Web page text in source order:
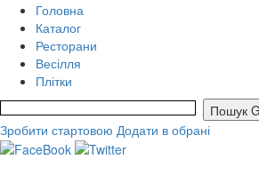
Головна
Каталог
Ресторани
Весілля
Плітки
Зробити стартовою Додати в обрані